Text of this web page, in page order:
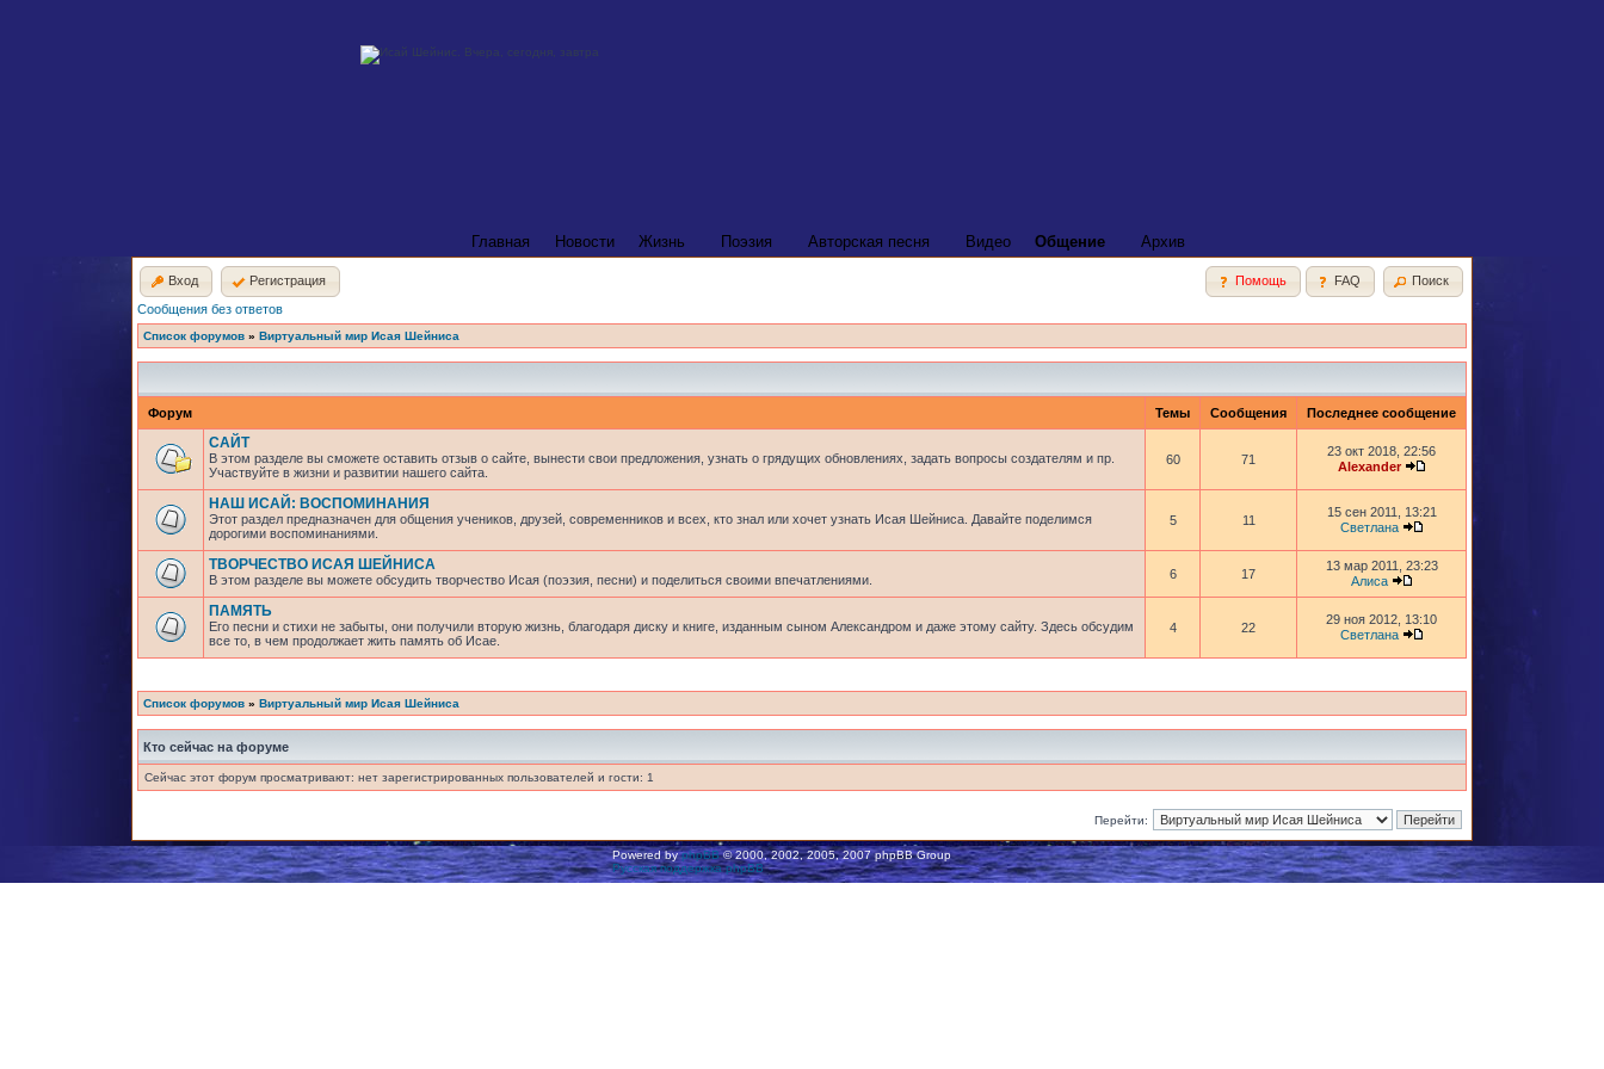
Главная Новости Жизнь Поэзия Авторская песня Видео Общение Архив
Вход Регистрация Помощь FAQ
Поиск
Сообщения без ответов
Список форумов » Виртуальный мир Исая Шейниса
Форум Темы Сообщения Последнее сообщение
САЙТ
В этом разделе вы сможете оставить отзыв о сайте, вынести свои предложения, узнать о грядущих обновлениях, задать вопросы создателям и пр.
Участвуйте в жизни и развитии нашего сайта.
60 71
23 окт 2018, 22:56
Alexander
НАШ ИСАЙ: ВОСПОМИНАНИЯ
Этот раздел предназначен для общения учеников, друзей, современников и всех, кто знал или хочет узнать Исая Шейниса. Давайте поделимся
дорогими воспоминаниями.
5 11
15 сен 2011, 13:21
Светлана
ТВОРЧЕСТВО ИСАЯ ШЕЙНИСА
В этом разделе вы можете обсудить творчество Исая (поэзия, песни) и поделиться своими впечатлениями. 6 17
13 мар 2011, 23:23
Алиса
ПАМЯТЬ
Его песни и стихи не забыты, они получили вторую жизнь, благодаря диску и книге, изданным сыном Александром и даже этому сайту. Здесь обсудим
все то, в чем продолжает жить память об Исае.
4 22
29 ноя 2012, 13:10
Светлана
Список форумов » Виртуальный мир Исая Шейниса
Кто сейчас на форуме
Сейчас этот форум просматривают: нет зарегистрированных пользователей и гости: 1
Перейти:
Powered byphpBB© 2000, 2002, 2005, 2007 phpBB Group
Русская поддержка phpBB